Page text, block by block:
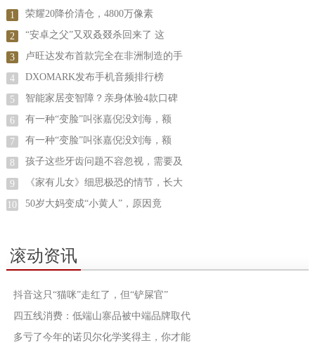
1 荣耀20降价清仓，4800万像素
2 “安卓之父”又双叒叕杀回来了 这
3 卢旺达发布首款完全在非洲制造的手
4 DXOMARK发布手机音频排行榜
5 智能家居变智障？亲身体验4款口碑
6 有一种“变脸”叫张嘉倪没刘海，额
7 有一种“变脸”叫张嘉倪没刘海，额
8 孩子这些牙齿问题不容忽视，需要及
9 《家有儿女》细思极恐的情节，长大
10 50岁大妈变成“小黄人”，原因竟
滚动资讯
抖音这只“猫咪”走红了，但“铲屎官”
四五线消费：低端山寨品被中端品牌取代
多亏了今年的诺贝尔化学奖得主，你才能